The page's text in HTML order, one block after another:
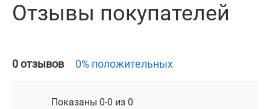
Отзывы покупателей
0 отзывов 0% положительных
Показаны 0-0 из 0